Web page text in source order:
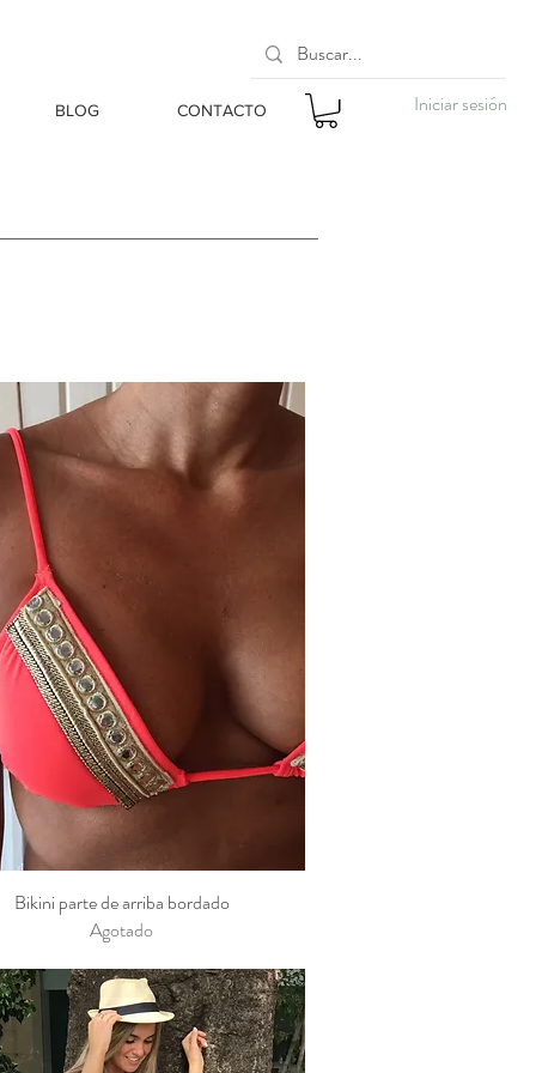
BLOG CONTACTO Iniciar sesión
Vista rápida
Bikini parte de arriba bordado
Agotado